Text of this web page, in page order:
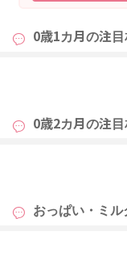
ば、分泌が明らか
泌量はある程度キー
で、ある程度免疫の
おしっこやウンチの
いうことでしたら
0歳1カ月の注
0歳2カ月の注
おっぱい・ミル